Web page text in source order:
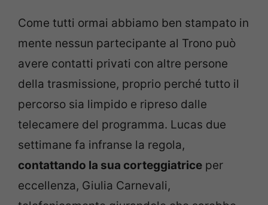
Come tutti ormai abbiamo ben stampato in
mente nessun partecipante al Trono può
avere contatti privati con altre persone
della trasmissione, proprio perché tutto il
percorso sia limpido e ripreso dalle
telecamere del programma. Lucas due
settimane fa infranse la regola,
contattando la sua corteggiatrice per
eccellenza, Giulia Carnevali,